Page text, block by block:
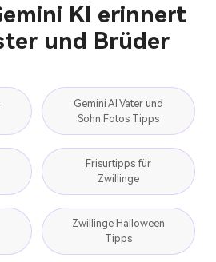
KI erinnert
und Brüder
Gemini AI Vater und
Sohn Fotos Tipps
Frisurtipps für
Zwillinge
Zwillinge Halloween
Tipps